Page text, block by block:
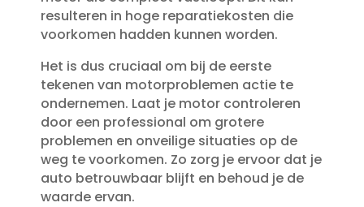
resulteren in hoge reparatiekosten die
voorkomen hadden kunnen worden.​
Het is dus cruciaal om bij de eerste
tekenen van motorproblemen actie te
ondernemen.​ Laat je motor controleren
door een professional om grotere
problemen en onveilige situaties op de
weg te voorkomen.​ Zo zorg je ervoor dat je
auto betrouwbaar blijft en behoud je de
waarde ervan.​